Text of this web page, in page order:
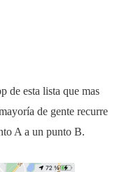
de esta lista que mas
de gente recurre
A a un punto B.